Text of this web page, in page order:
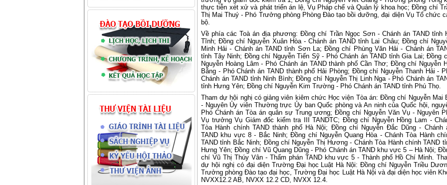
thực tiễn xét xử và phát triển án lệ, Vụ Pháp chế và Quản lý khoa học; Đồng chí
Thị Mai Thuý - Phó Trưởng phòng Phòng Đào tạo bồi dưỡng, đại diện Vụ Tổ chức
bộ.
Về phía các Toà án địa phương: Đồng chí Trần Ngọc Sơn - Chánh án TAND tỉnh
Tĩnh; Đồng chí Nguyễn Xuân Hòa - Chánh án TAND tỉnh Lai Châu; Đồng chí
Minh Hải - Chánh án TAND tỉnh Sơn La; Đồng chí Phùng Văn Hải - Chánh án
tỉnh Tây Ninh; Đồng chí Nguyễn Tiến Sỹ - Phó Chánh án TAND tỉnh Gia Lai; Đồng
Nguyễn Hoàng Lâm - Phó Chánh án TAND thành phố Cần Thơ; Đồng chí Nguyễn
Bằng - Phó Chánh án TAND thành phố Hải Phòng; Đồng chí Nguyễn Thanh Hải -
Chánh án TAND tỉnh Ninh Bình;Đồng chí Nguyễn Thị Linh Nga- Phó Chánh án
tỉnh Hưng Yên; Đồng chí Nguyễn Kim Trường - Phó Chánh án TAND tỉnh Phú Thọ.
Tham dự hội nghị cógiảng viên kiêm chức Học viện Tòa án: Đồng chí Nguyễn Mai
- Nguyên Ủy viên Thường trực Ủy ban Quốc phòng và An ninh của Quốc hội,
Phó Chánh án Tòa án quân sự Trung ương; Đồng chí Nguyễn Văn Vụ - Nguyên
Vụ trưởng Vụ Giám đốc kiểm tra IIITANDTC; Đồng chí Nguyễn Hồng Lam -
Tòa Hành chínhTAND thành phố Hà Nội; Đồng chí Nguyễn Đắc Dũng - Chánh
TAND khu vực 8- Bắc Ninh;Đồng chí Nguyễn Quang Hòa-Chánh Tòa Hành
TAND tỉnh Bắc Ninh; Đồng chí Nguyễn Thị Hương - Chánh Tòa Hành chínhTAND
Hưng Yên; Đồng chí Vũ Quang Dũng - Phó Chánh án TAND khu vực 5 – Hà Nội;
chí Vũ Thị Thúy Vân- Thẩm phán TANDkhu vực 5 - Thành phố Hồ Chí Minh.
dự hội nghị có đại diện Trường Đại học Luật Hà Nội: Đồng chí Nguyễn Triều
Trưởng phòng Đào tạo đại học, Trường Đại học Luật Hà Nội và đại diện học viên
NVXX12.2 AB, NVXX 12.2 CD, NVXX 12.4.